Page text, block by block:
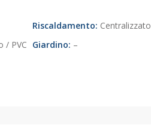
Riscaldamento: Centralizzato
/ PVC Giardino: –